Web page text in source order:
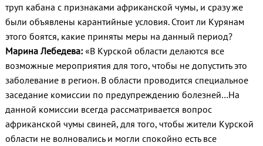
труп кабана с признаками африканской чумы, и сразу же
были объявлены карантийные условия. Стоит ли Курянам
этого боятся, какие приняты меры на данный период?
Марина Лебедева:«В Курской области делаются все
возможные мероприятия для того, чтобы не допустить это
заболевание в регион. В области проводится специальное
заседание комиссии по предупреждению болезней…На
данной комиссии всегда рассматривается вопрос
африканской чумы свиней, для того, чтобы жители Курской
области не волновались и могли спокойно есть все